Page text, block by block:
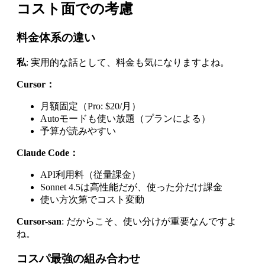
コスト面での考慮
料金体系の違い
私: 実用的な話として、料金も気になりますよね。
Cursor：
月額固定（Pro: $20/月）
Autoモードも使い放題（プランによる）
予算が読みやすい
Claude Code：
API利用料（従量課金）
Sonnet 4.5は高性能だが、使った分だけ課金
使い方次第でコスト変動
Cursor-san: だからこそ、使い分けが重要なんですよ
ね。
コスパ最強の組み合わせ